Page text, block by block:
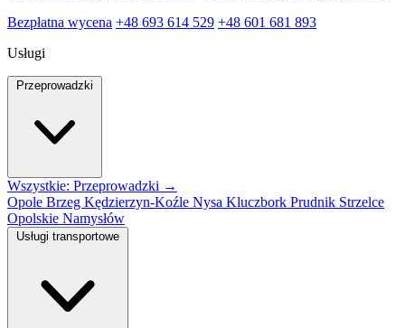
Bezpłatna wycena +48 693 614 529 +48 601 681 893
Usługi
Przeprowadzki
Wszystkie: Przeprowadzki →
Opole Brzeg Kędzierzyn-Koźle Nysa Kluczbork Prudnik Strzelce
Opolskie Namysłów
Usługi transportowe